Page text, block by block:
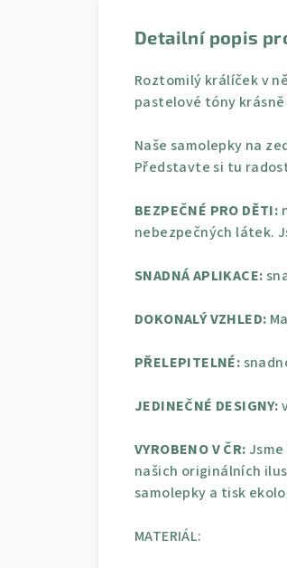
Detailní popis
Roztomilý králíček v
pastelové tóny
Naše samolepky na
Představte si tu
BEZPEČNÉ PRO DĚTI:
nebezpečných látek.
SNADNÁ APLIKACE:
DOKONALÝ VZHLED:
PŘELEPITELNÉ:
JEDINEČNÉ DESIGNY:
VYROBENO V ČR:
našich originálních
samolepky a tisk
MATERIÁL: